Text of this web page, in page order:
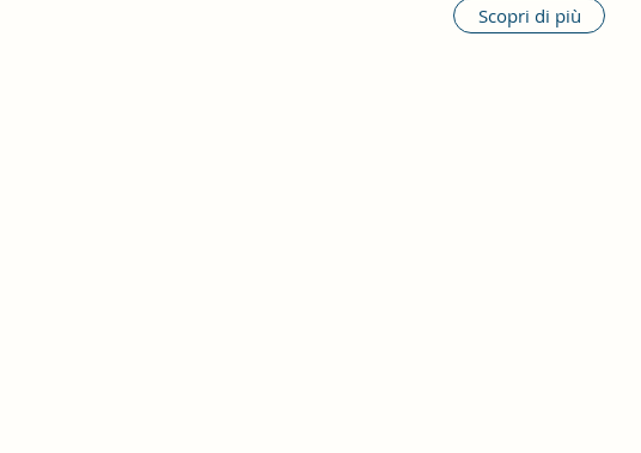
Scopri di più